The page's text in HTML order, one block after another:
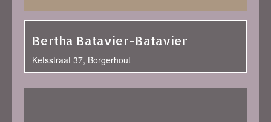
Bertha Batavier-Batavier
Ketsstraat 37, Borgerhout